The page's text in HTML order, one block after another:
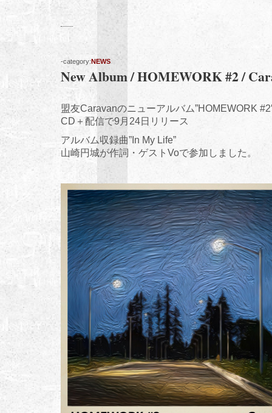
-category:NEWS
New Album / HOMEWORK #2 /
盟友Caravanのニューアルバム”HOMEWORK
CD＋配信で9月24日リリース
アルバム収録曲”In My Life”
山崎円城が作詞・ゲストVoで参加しました。